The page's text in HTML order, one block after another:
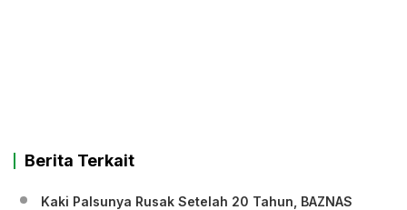
Berita Terkait
Kaki Palsunya Rusak Setelah 20 Tahun, BAZNAS